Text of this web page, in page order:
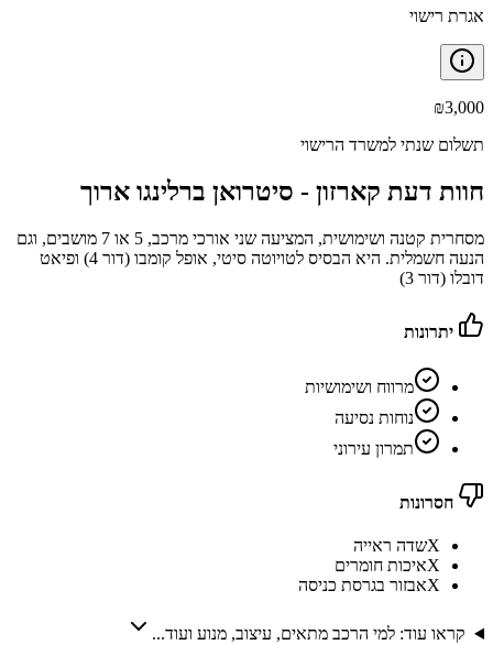
אגרת רישוי
₪3,000
תשלום שנתי למשרד הרישוי
חוות דעת קארזון - סיטרואן ברלינגו ארוך
מסחרית קטנה ושימושית, המציעה שני אורכי מרכב, 5 או 7 מושבים, וגם
הנעה חשמלית. היא הבסיס לטויוטה סיטי, אופל קומבו (דור 4) ופיאט
דובלו (דור 3)
יתרונות
מרווח ושימושיות
נוחות נסיעה
תמרון עירוני
חסרונות
Xשדה ראייה
Xאיכות חומרים
Xאבזור בגרסת כניסה
קראו עוד: למי הרכב מתאים, עיצוב, מנוע ועוד...